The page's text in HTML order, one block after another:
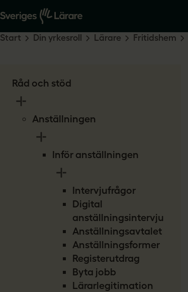
Råd och stöd
Anställningen
Inför anställningen
Intervjufrågor
Digital
anställningsintervju
Anställningsavtalet
Anställningsformer
Registerutdrag
Byta jobb
Lärarlegitimation
Start Din yrkesroll Lärare Fritidshem